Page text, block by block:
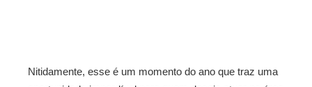
Nitidamente, esse é um momento do ano que traz uma